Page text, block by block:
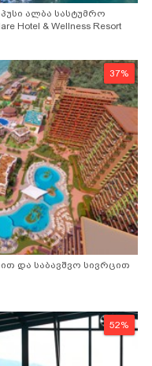
ალბა სასტუმრო
Hotel & Wellness Resort
37%
და საბავშვო სივრცით
52%